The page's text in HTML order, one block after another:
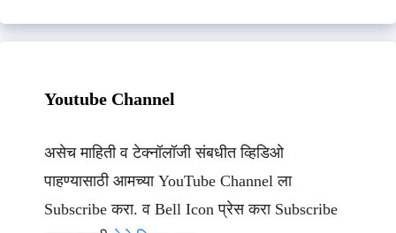
Youtube Channel
असेच माहिती व टेक्नॉलॉजी संबधीत व्हिडिओ
पाहण्यासाठी आमच्या YouTube Channel ला
Subscribe करा. व Bell Icon प्रेस करा Subscribe